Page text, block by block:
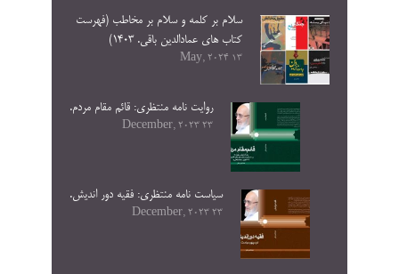
سلام بر کلمه و سلام بر مخاطب (فهرست
کتاب های عمادالدین باقی. ۱۴۰۳)
13 May, 2024
روایت نامه منتظری: قائم مقام مردم.
23 December, 2023
سیاست نامه منتظری: فقیه دور اندیش.
23 December, 2023